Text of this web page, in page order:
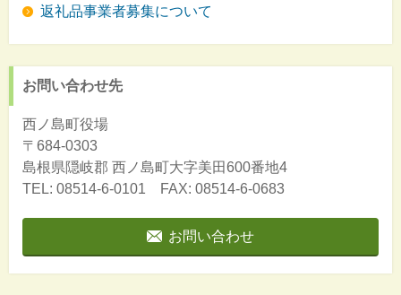
返礼品事業者募集について
お問い合わせ先
西ノ島町役場
〒684-0303
島根県隠岐郡 西ノ島町大字美田600番地4
TEL: 08514-6-0101 FAX: 08514-6-0683
お問い合わせ